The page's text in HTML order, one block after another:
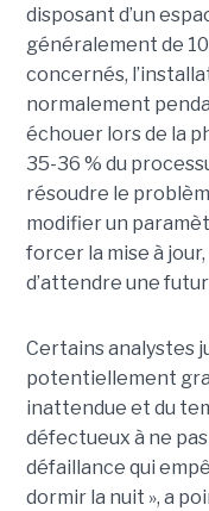
disposant d’un
généralement de
concernés,
normalement
échouer lors de la
35-36 % du
résoudre le
modifier un
forcer la mise à
d’attendre une
Certains analystes
potentiellement
inattendue et du
défectueux à ne
défaillance qui
dormir la nuit », a